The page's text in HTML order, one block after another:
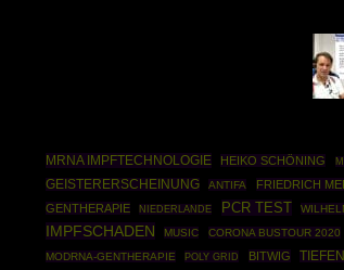
MRNA IMPFTECHNOLOGIE HEIKO SCHÖNING
GEISTERERSCHEINUNG ANTIFA FRIEDRICH
GENTHERAPIE NIEDERLANDE PCR TEST
IMPFSCHADEN MUSIC CORONA BUSTOUR 2020
MODRNA-GENTHERAPIE POLY GRID BITWIG